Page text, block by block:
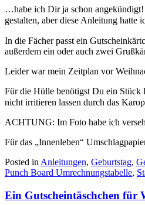
…habe ich Dir ja schon angekündigt!
gestalten, aber diese Anleitung
In die Fächer passt ein
außerdem ein oder auch zwei
Leider war mein Zeitplan vor
Für die Hülle benötigst Du ein Stück
nicht irritieren lassen durch das
ACHTUNG: Im Foto habe ich
Für das „Innenleben“
Posted in Anleitungen, Geburtstag,
Punch Board Umrechnungstabelle,
Ein Gutscheintäschchen für